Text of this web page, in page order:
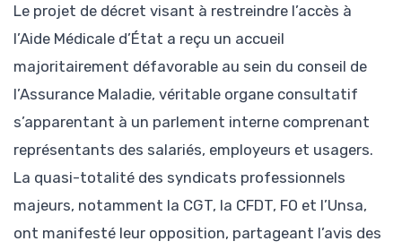
Le projet de décret visant à restreindre l’accès à
l’Aide Médicale d’État a reçu un accueil
majoritairement défavorable au sein du conseil de
l’Assurance Maladie, véritable organe consultatif
s’apparentant à un parlement interne comprenant
représentants des salariés, employeurs et usagers.
La quasi-totalité des syndicats professionnels
majeurs, notamment la CGT, la CFDT, FO et l’Unsa,
ont manifesté leur opposition, partageant l’avis des